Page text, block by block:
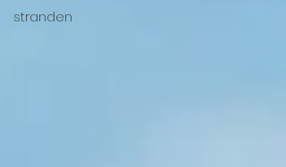
stranden